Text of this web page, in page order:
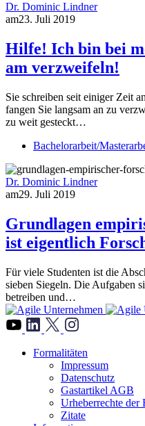
Dr. Dominic Lindner
am23. Juli 2019
Hilfe! Ich bin bei
am verzweifeln!
Sie schreiben seit einiger Zeit
fangen Sie langsam an zu
zu weit gesteckt…
Bachelorarbeit/
Dr. Dominic Lindner
am29. Juli 2019
Grundlagen
ist eigentlich
Für viele Studenten ist die
sieben Siegeln. Die Aufgaben
betreiben und…
Formalitäten
Impressum
Datenschutz
Gastartikel AGB
Urheberrechte der
Zitate